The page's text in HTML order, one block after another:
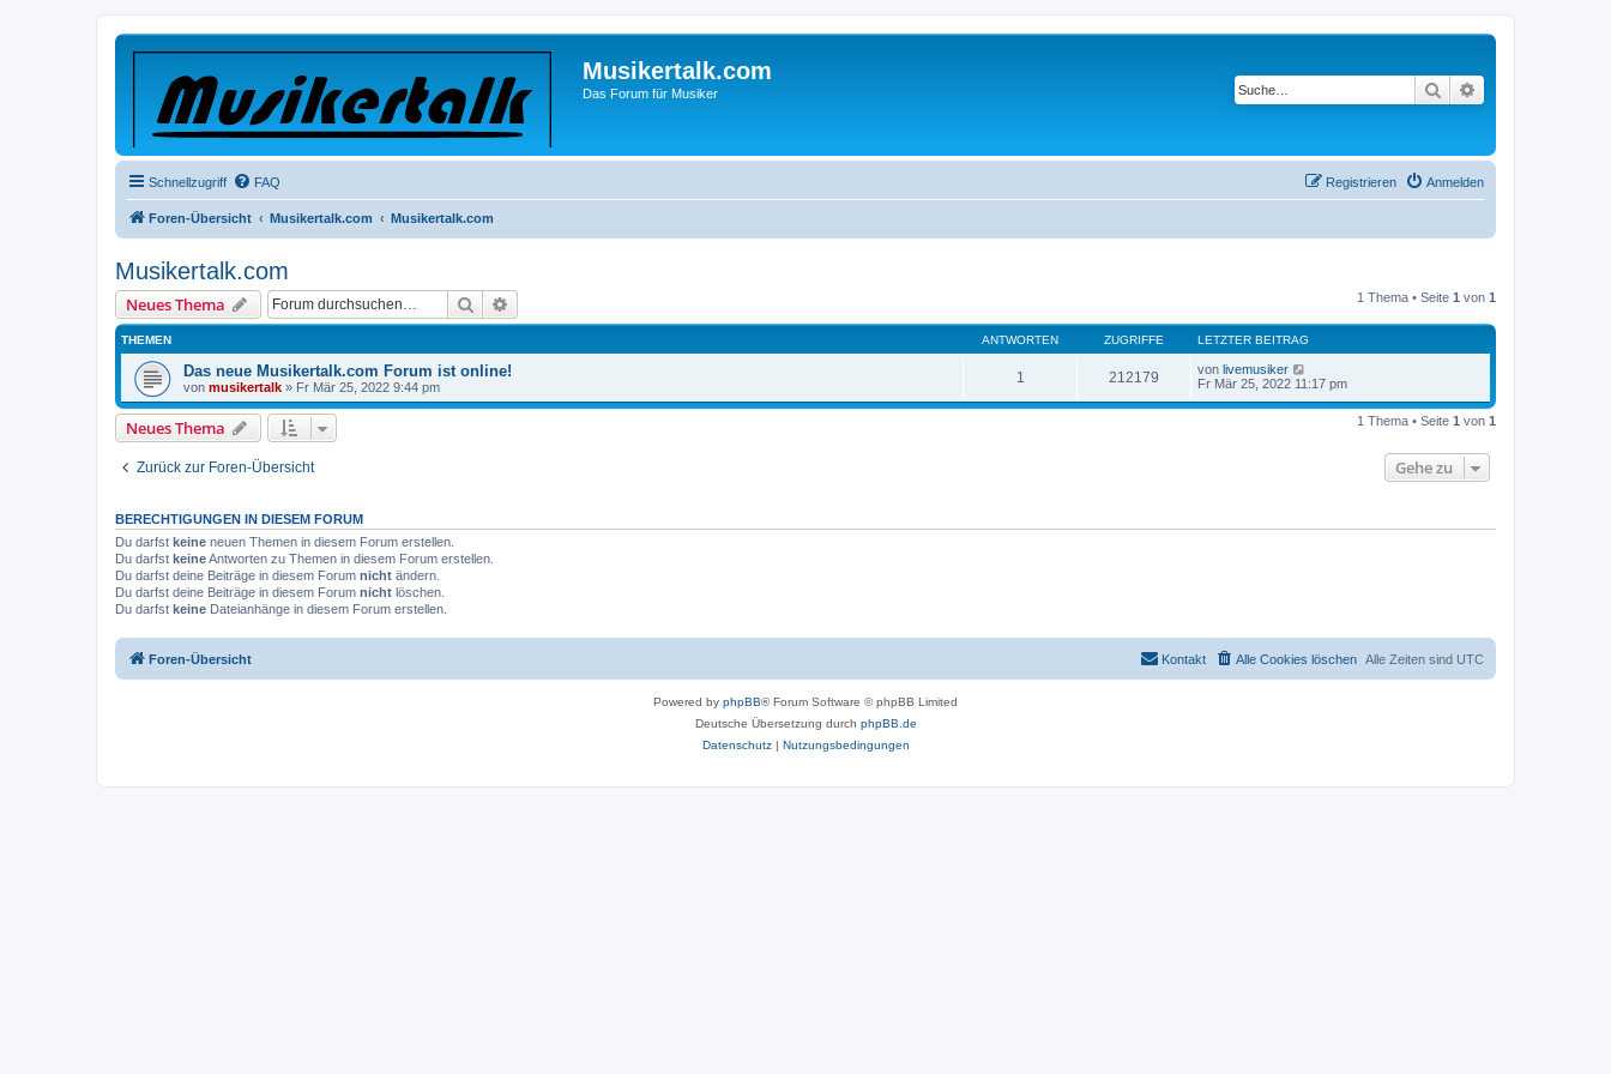
Musikertalk.com
Das Forum für Musiker Suche
Schnellzugriff FAQ Anmelden
Registrieren
Foren-Übersicht Musikertalk.com Musikertalk.com
Musikertalk.com
Neues Thema Suche 1 Thema • Seite 1 von 1
THEMEN ANTWORTEN ZUGRIFFE LETZTER BEITRAG
Das neue Musikertalk.com Forum ist online!
von musikertalk » Fr Mär 25, 2022 9:44 pm
1 212179 von livemusiker
Fr Mär 25, 2022 11:17 pm
Neues Thema 1 Thema • Seite 1 von 1
Zurück zur Foren-Übersicht Gehe zu
BERECHTIGUNGEN IN DIESEM FORUM
Du darfst keine neuen Themen in diesem Forum erstellen.
Du darfst keineAntworten zu Themen in diesem Forum erstellen.
Du darfst deine Beiträge in diesem Forum nicht ändern.
Du darfst deine Beiträge in diesem Forum nicht löschen.
Du darfst keine Dateianhänge in diesem Forum erstellen.
Foren-Übersicht Alle Zeiten sind UTC
Alle Cookies löschen
Kontakt
Powered by phpBB® Forum Software © phpBB Limited
Deutsche Übersetzung durch phpBB.de
Datenschutz| Nutzungsbedingungen